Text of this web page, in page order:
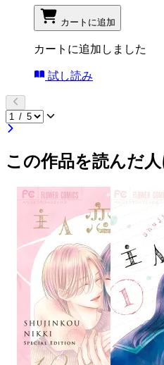
カートに追加
カートに追加しました
試し読み
この作品を読んだ